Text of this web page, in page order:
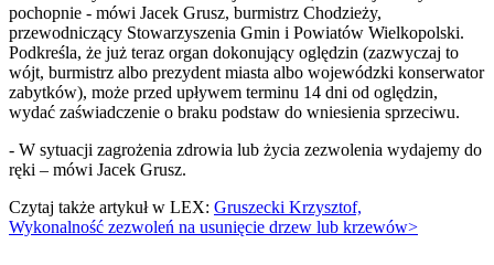
pochopnie - mówi Jacek Grusz, burmistrz Chodzieży,
przewodniczący Stowarzyszenia Gmin i Powiatów Wielkopolski.
Podkreśla, że już teraz organ dokonujący oględzin (zazwyczaj to
wójt, burmistrz albo prezydent miasta albo wojewódzki konserwator
zabytków), może przed upływem terminu 14 dni od oględzin,
wydać zaświadczenie o braku podstaw do wniesienia sprzeciwu.
- W sytuacji zagrożenia zdrowia lub życia zezwolenia wydajemy do
ręki – mówi Jacek Grusz.
Czytaj także artykuł w LEX: Gruszecki Krzysztof,
Wykonalność zezwoleń na usunięcie drzew lub krzewów>